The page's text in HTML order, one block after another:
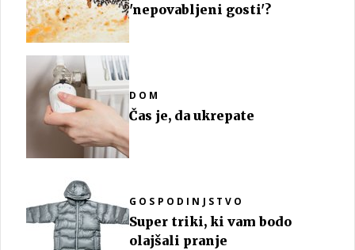
'nepovabljeni gosti'?
DOM
Čas je, da ukrepate
GOSPODINJSTVO
Super triki, ki vam bodo
olajšali pranje